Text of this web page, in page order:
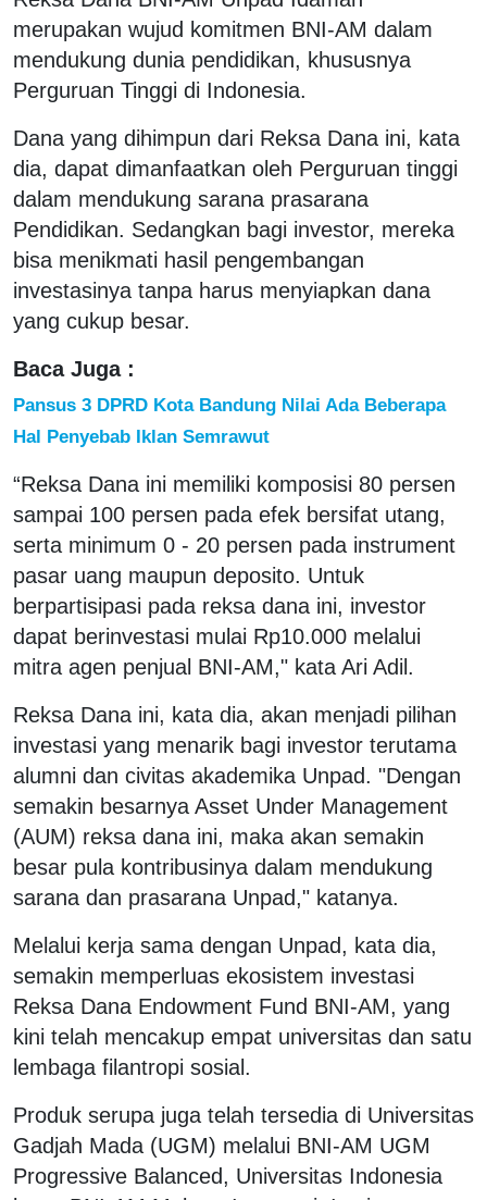
merupakan wujud komitmen BNI-AM dalam
mendukung dunia pendidikan, khususnya
Perguruan Tinggi di Indonesia.
Dana yang dihimpun dari Reksa Dana ini, kata
dia, dapat dimanfaatkan oleh Perguruan tinggi
dalam mendukung sarana prasarana
Pendidikan. Sedangkan bagi investor, mereka
bisa menikmati hasil pengembangan
investasinya tanpa harus menyiapkan dana
yang cukup besar.
Baca Juga :
Pansus 3 DPRD Kota Bandung Nilai Ada Beberapa
Hal Penyebab Iklan Semrawut
“Reksa Dana ini memiliki komposisi 80 persen
sampai 100 persen pada efek bersifat utang,
serta minimum 0 - 20 persen pada instrument
pasar uang maupun deposito. Untuk
berpartisipasi pada reksa dana ini, investor
dapat berinvestasi mulai Rp10.000 melalui
mitra agen penjual BNI-AM," kata Ari Adil.
Reksa Dana ini, kata dia, akan menjadi pilihan
investasi yang menarik bagi investor terutama
alumni dan civitas akademika Unpad. "Dengan
semakin besarnya Asset Under Management
(AUM) reksa dana ini, maka akan semakin
besar pula kontribusinya dalam mendukung
sarana dan prasarana Unpad," katanya.
Melalui kerja sama dengan Unpad, kata dia,
semakin memperluas ekosistem investasi
Reksa Dana Endowment Fund BNI-AM, yang
kini telah mencakup empat universitas dan satu
lembaga filantropi sosial.
Produk serupa juga telah tersedia di Universitas
Gadjah Mada (UGM) melalui BNI-AM UGM
Progressive Balanced, Universitas Indonesia